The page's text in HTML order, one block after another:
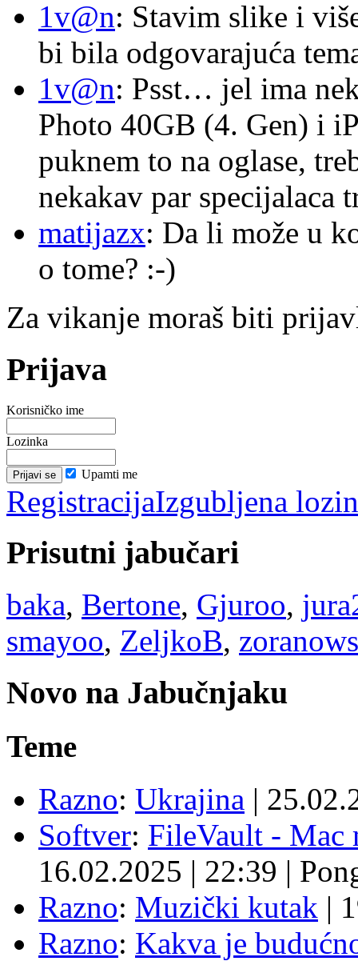
1v@n: Stavim slike i
bi bila odgovarajuća
1v@n: Psst… jel ima
Photo 40GB (4. Gen) i
puknem to na oglase,
nekakav par
matijazx: Da li može u
o tome? :-)
Za vikanje moraš biti
Prijava
Korisničko ime
Lozinka
Upamti me
RegistracijaIzgubljena
Prisutni jabučari
baka, Bertone, Gjuroo,
smayoo, ZeljkoB,
Novo na Jabučnjaku
Teme
Razno: Ukrajina |
Softver: FileVault - Mac
16.02.2025 | 22:39 |
Razno: Muzički kutak |
Razno: Kakva je